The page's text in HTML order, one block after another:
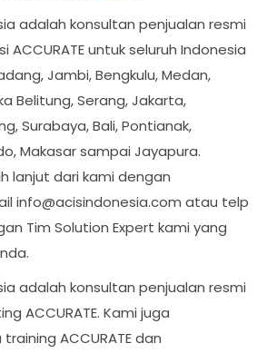
adalah konsultan penjualan resmi
untuk seluruh Indonesia
Jambi, Bengkulu, Medan,
Belitung, Serang, Jakarta,
Surabaya, Bali, Pontianak,
Makasar sampai Jayapura.
lanjut dari kami dengan
info@acisindonesia.com atau telp
Tim Solution Expert kami yang
adalah konsultan penjualan resmi
ACCURATE. Kami juga
ACCURATE dan